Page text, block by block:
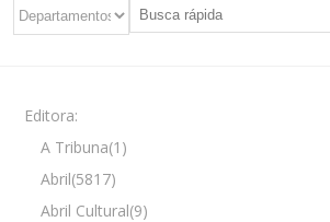
Editora:
A Tribuna(1)
Abril(5817)
Abril Cultural(9)